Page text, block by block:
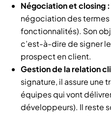
Négociation et closing :
négociation des
fonctionnalités). Son
c’est-à-dire de signer
prospect en client.
Gestion de la relation
signature, il assure une
équipes qui vont
développeurs). Il reste